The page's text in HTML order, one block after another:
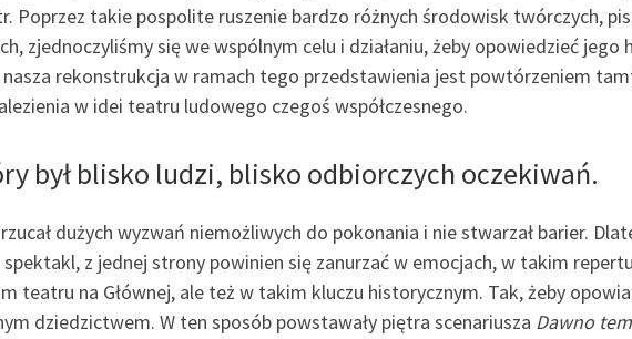
Poprzez takie pospolite ruszenie bardzo różnych środowisk twórczych,
zjednoczyliśmy się we wspólnym celu i działaniu, żeby opowiedzieć jego
nasza rekonstrukcja w ramach tego przedstawienia jest powtórzeniem
w idei teatru ludowego czegoś współczesnego.
był blisko ludzi, blisko odbiorczych oczekiwań.
dużych wyzwań niemożliwych do pokonania i nie stwarzał barier.
spektakl, z jednej strony powinien się zanurzać w emocjach, w takim
teatru na Głównej, ale też w takim kluczu historycznym. Tak, żeby
dziedzictwem. W ten sposób powstawały piętra scenariusza Dawno